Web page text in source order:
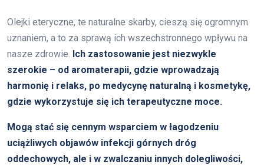
Olejki eteryczne, te naturalne skarby, cieszą się ogromnym
uznaniem, a to za sprawą ich wszechstronnego wpływu na
nasze zdrowie. Ich zastosowanie jest niezwykle
szerokie – od aromaterapii, gdzie wprowadzają
harmonię i relaks, po medycynę naturalną i kosmetykę,
gdzie wykorzystuje się ich terapeutyczne moce.
Mogą stać się cennym wsparciem w łagodzeniu
uciążliwych objawów infekcji górnych dróg
oddechowych, ale i w zwalczaniu innych dolegliwości,